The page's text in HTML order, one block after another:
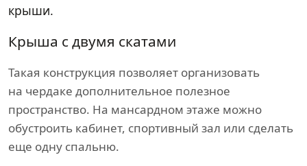
крыши.
Крыша с двумя скатами
Такая конструкция позволяет организовать
на чердаке дополнительное полезное
пространство. На мансардном этаже можно
обустроить кабинет, спортивный зал или сделать
еще одну спальню.